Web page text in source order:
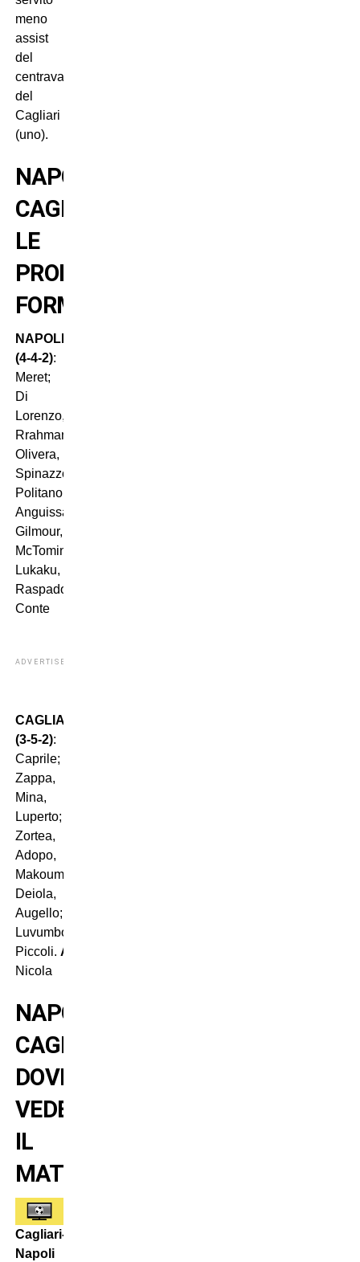
meno
assist
del
centravanti
del
Cagliari
(uno).
NAPOLI-
CAGLIARI:
LE
PROBABILI
FORMAZIONI
NAPOLI
(4-4-2):
Meret;
Di
Lorenzo,
Rrahmani,
Olivera,
Spinazzola;
Politano,
Anguissa,
Gilmour,
McTominay;
Lukaku,
Raspadori.
Conte
ADVERTISEMENT
CAGLIARI
(3-5-2):
Caprile;
Zappa,
Mina,
Luperto;
Zortea,
Adopo,
Makoumbou,
Deiola,
Augello;
Luvumbo,
Piccoli. All
Nicola
NAPOLI-
CAGLIARI:
DOVE
VEDERE
IL
MATCH
Cagliari-
Napoli